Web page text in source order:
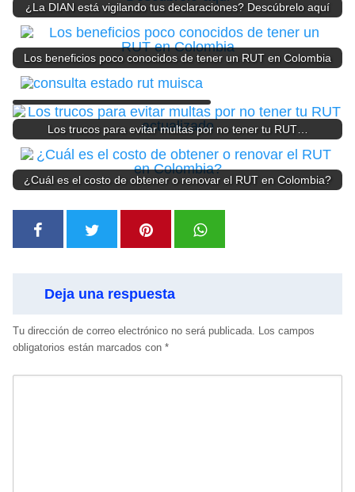
¿La DIAN está vigilando tus declaraciones? Descúbrelo aquí
Los beneficios poco conocidos de tener un RUT en Colombia
Los trucos para evitar multas por no tener tu RUT…
¿Cuál es el costo de obtener o renovar el RUT en Colombia?
Deja una respuesta
Tu dirección de correo electrónico no será publicada. Los campos
obligatorios están marcados con *